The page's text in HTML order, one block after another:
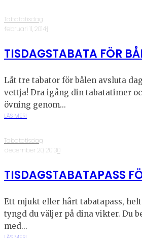
Tabatatisdag
·februari 11, 2014·1
TISDAGSTABATA FÖR
Låt tre tabator för bålen avsluta
vettja! Dra igång din tabatatimer
övning genom...
LÄS MER!
Tabatatisdag
·december 20, 2013·0
TISDAGSTABATAPASS
Ett mjukt eller hårt tabatapass,
tyngd du väljer på dina vikter. Du
med...